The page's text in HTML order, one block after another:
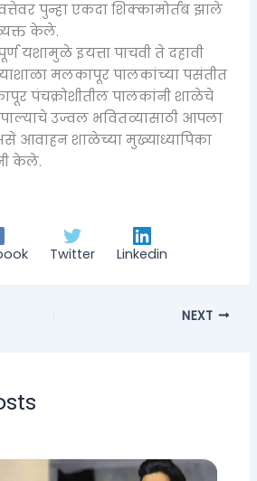
पुन्हा एकदा शिक्कामोर्तब झाले
केले.
यशामुळे इयत्ता पाचवी ते दहावी
मलकापूर पालकांच्या पसंतीत
पंचक्रोशीतील पालकांनी शाळेचे
उज्वल भवितव्यासाठी आपला
आवाहन शाळेच्या मुख्याध्यापिका
केले.
Twitter Linkedin
NEXT